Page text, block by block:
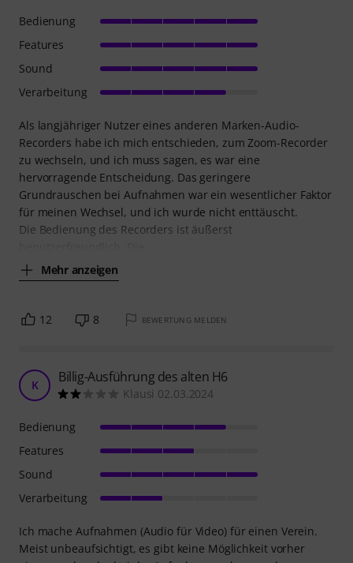
Als langjähriger Nutzer eines anderen Marken-Audio-
Recorders habe ich mich entschieden, zum Zoom-Recorder
zu wechseln, und ich muss sagen, es war eine
hervorragende Entscheidung. Das geringere
Grundrauschen bei Aufnahmen war ein wesentlicher Faktor
für meinen Wechsel, und ich wurde nicht enttäuscht.
Die Bedienung des Recorders ist äußerst
Mehr anzeigen
Bedienung
Features
Sound
Verarbeitung
12 8 BEWERTUNG MELDEN
K Billig-Ausführung des alten H6
Klausi 02.03.2024
Ich mache Aufnahmen (Audio für Video) für einen Verein.
Meist unbeaufsichtigt, es gibt keine Möglichkeit vorher
Bedienung
Features
Sound
Verarbeitung